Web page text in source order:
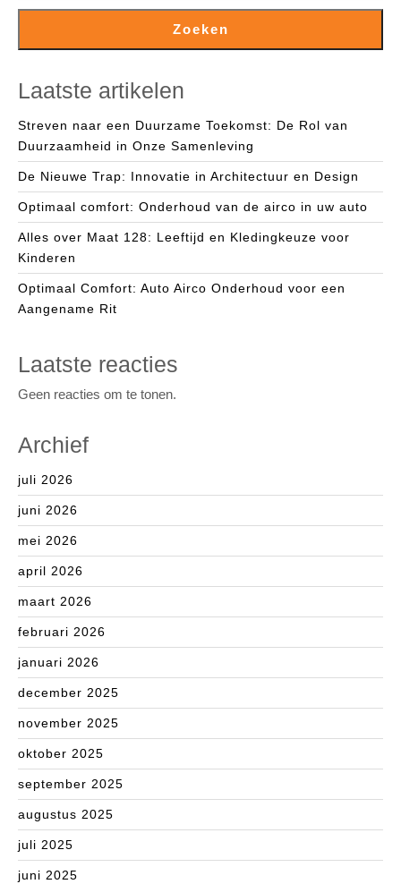
Zoeken
Laatste artikelen
Streven naar een Duurzame Toekomst: De Rol van
Duurzaamheid in Onze Samenleving
De Nieuwe Trap: Innovatie in Architectuur en Design
Optimaal comfort: Onderhoud van de airco in uw auto
Alles over Maat 128: Leeftijd en Kledingkeuze voor
Kinderen
Optimaal Comfort: Auto Airco Onderhoud voor een
Aangename Rit
Laatste reacties
Geen reacties om te tonen.
Archief
juli 2026
juni 2026
mei 2026
april 2026
maart 2026
februari 2026
januari 2026
december 2025
november 2025
oktober 2025
september 2025
augustus 2025
juli 2025
juni 2025